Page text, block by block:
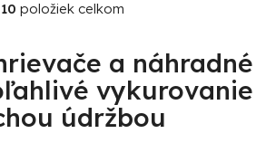
O
l
á
d
a
10 položiek celkom
a náhradné
vykurovanie
údržbou